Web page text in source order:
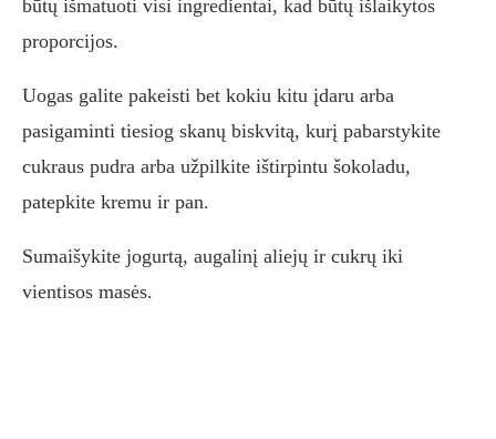
būtų išmatuoti visi ingredientai, kad būtų išlaikytos
proporcijos.
Uogas galite pakeisti bet kokiu kitu įdaru arba
pasigaminti tiesiog skanų biskvitą, kurį pabarstykite
cukraus pudra arba užpilkite ištirpintu šokoladu,
patepkite kremu ir pan.
Sumaišykite jogurtą, augalinį aliejų ir cukrų iki
vientisos masės.